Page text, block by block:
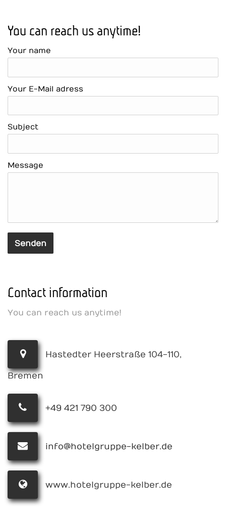
You can reach us anytime!
Your name
Your E-Mail adress
Subject
Message
Contact information
You can reach us anytime!
Hastedter Heerstraße 104-110,
Bremen
+49 421 790 300
info@hotelgruppe-kelber.de
www.hotelgruppe-kelber.de